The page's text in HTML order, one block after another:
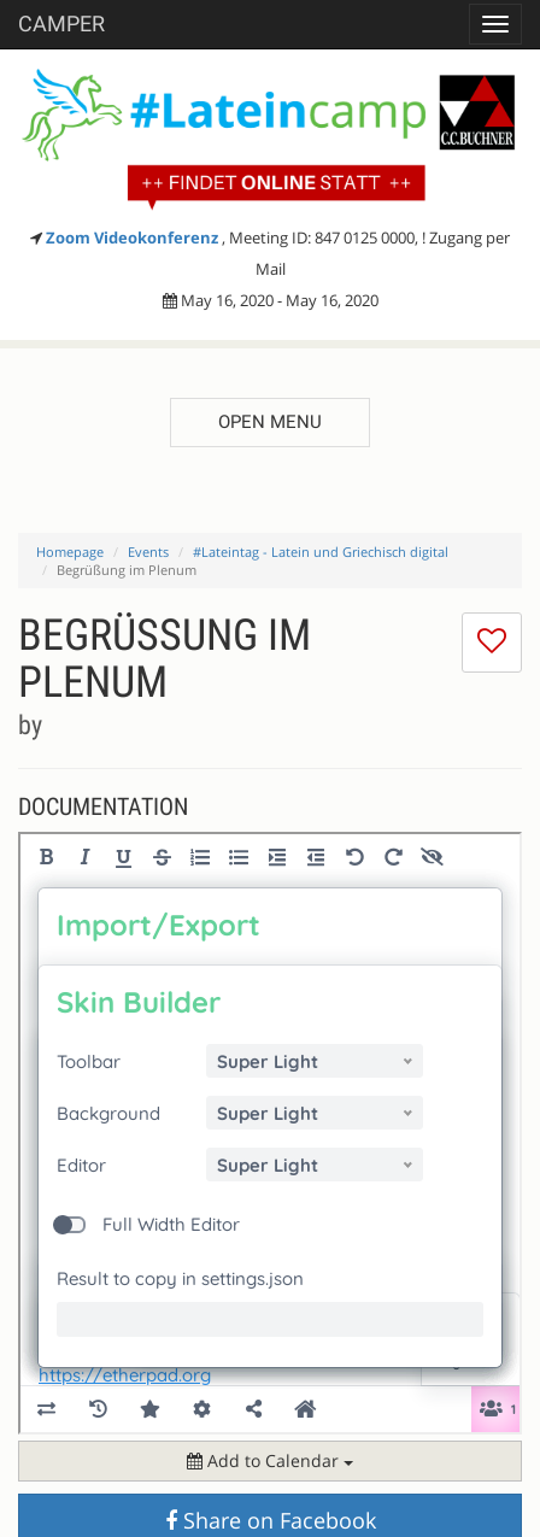
CAMPER
Zoom Videokonferenz , Meeting ID: 847 0125 0000, ! Zugang per
Mail
May 16, 2020 - May 16, 2020
OPEN MENU
Homepage Events
#Lateintag - Latein und Griechisch digital
Begrüßung im Plenum
I
BEGRÜSSUNG IM P
LENUM
by
DOCUMENTATION
Add to Calendar
Share on Facebook